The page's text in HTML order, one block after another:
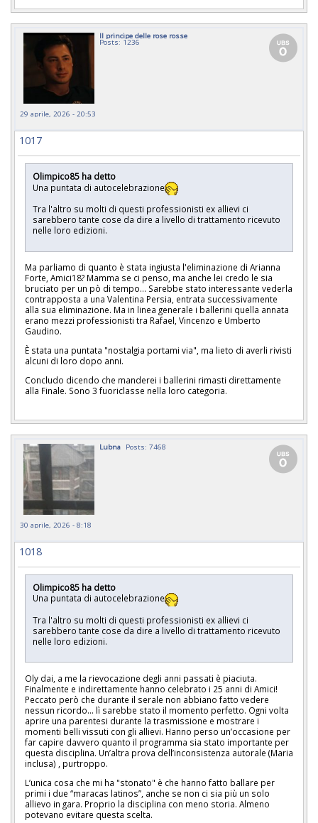
Il principe delle rose rosse
Posts: 1236
29 aprile, 2026 - 20:53
1017
Olimpico85 ha detto
Una puntata di autocelebrazione
Tra l'altro su molti di questi professionisti ex allievi ci
sarebbero tante cose da dire a livello di trattamento ricevuto
nelle loro edizioni.
Ma parliamo di quanto è stata ingiusta l'eliminazione di Arianna
Forte, Amici18? Mamma se ci penso, ma anche lei credo le sia
bruciato per un pò di tempo... Sarebbe stato interessante vederla
contrapposta a una Valentina Persia, entrata successivamente
alla sua eliminazione. Ma in linea generale i ballerini quella annata
erano mezzi professionisti tra Rafael, Vincenzo e Umberto
Gaudino.
È stata una puntata "nostalgia portami via", ma lieto di averli rivisti
alcuni di loro dopo anni.
Concludo dicendo che manderei i ballerini rimasti direttamente
alla Finale. Sono 3 fuoriclasse nella loro categoria.
Lubna Posts: 7468
30 aprile, 2026 - 8:18
1018
Olimpico85 ha detto
Una puntata di autocelebrazione
Tra l'altro su molti di questi professionisti ex allievi ci
sarebbero tante cose da dire a livello di trattamento ricevuto
nelle loro edizioni.
Oly dai, a me la rievocazione degli anni passati è piaciuta.
Finalmente e indirettamente hanno celebrato i 25 anni di Amici!
Peccato però che durante il serale non abbiano fatto vedere
nessun ricordo… lì sarebbe stato il momento perfetto. Ogni volta
aprire una parentesi durante la trasmissione e mostrare i
momenti belli vissuti con gli allievi. Hanno perso un’occasione per
far capire davvero quanto il programma sia stato importante per
questa disciplina. Un’altra prova dell’inconsistenza autorale (Maria
inclusa) , purtroppo.
L’unica cosa che mi ha "stonato" è che hanno fatto ballare per
primi i due “maracas latinos”, anche se non ci sia più un solo
allievo in gara. Proprio la disciplina con meno storia. Almeno
potevano evitare questa scelta.